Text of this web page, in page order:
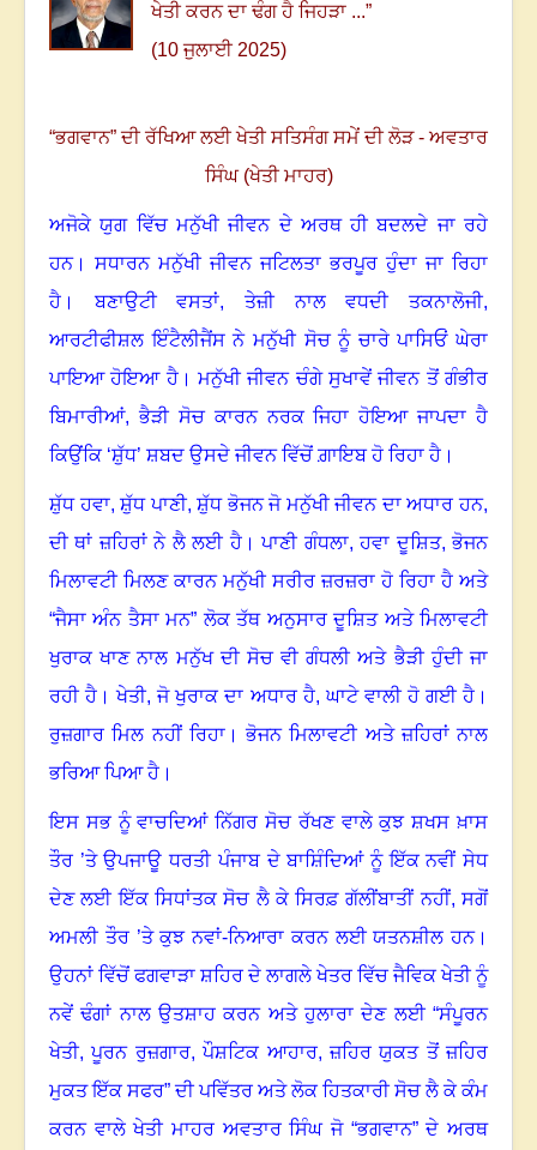
ਖੇਤੀ ਕਰਨ ਦਾ ਢੰਗ ਹੈ ਜਿਹੜਾ ...”
(10 ਜੁਲਾਈ 2025)
“ਭਗਵਾਨ” ਦੀ ਰੱਖਿਆ ਲਈ ਖੇਤੀ ਸਤਿਸੰਗ ਸਮੇਂ ਦੀ ਲੋੜ - ਅਵਤਾਰ
ਸਿੰਘ (ਖੇਤੀ ਮਾਹਰ)
ਅਜੋਕੇ ਯੁਗ ਵਿੱਚ ਮਨੁੱਖੀ ਜੀਵਨ ਦੇ ਅਰਥ ਹੀ ਬਦਲਦੇ ਜਾ ਰਹੇ
ਹਨ। ਸਧਾਰਨ ਮਨੁੱਖੀ ਜੀਵਨ ਜਟਿਲਤਾ ਭਰਪੂਰ ਹੁੰਦਾ ਜਾ ਰਿਹਾ
ਹੈ ।ਬਣਾਉਟੀ ਵਸਤਾਂ,ਤੇਜ਼ੀ ਨਾਲ ਵਧਦੀ ਤਕਨਾਲੋਜੀ,
ਆਰਟੀਫੀਸ਼ਲ ਇੰਟੈਲੀਜੈਂਸ ਨੇ ਮਨੁੱਖੀ ਸੋਚ ਨੂੰ ਚਾਰੇ ਪਾਸਿਓਂ ਘੇਰਾ
ਪਾਇਆ ਹੋਇਆ ਹੈ।ਮਨੁੱਖੀ ਜੀਵਨ ਚੰਗੇ ਸੁਖਾਵੇਂ ਜੀਵਨ ਤੋਂ ਗੰਭੀਰ
ਬਿਮਾਰੀਆਂ,ਭੈੜੀ ਸੋਚ ਕਾਰਨ ਨਰਕ ਜਿਹਾ ਹੋਇਆ ਜਾਪਦਾ ਹੈ
ਕਿਉਂਕਿ ‘ਸ਼ੁੱਧ’ ਸ਼ਬਦ ਉਸਦੇ ਜੀਵਨ ਵਿੱਚੋਂ ਗ਼ਾਇਬ ਹੋ ਰਿਹਾ ਹੈ ।
ਸ਼ੁੱਧ ਹਵਾ,ਸ਼ੁੱਧ ਪਾਣੀ,ਸ਼ੁੱਧ ਭੋਜਨ ਜੋ ਮਨੁੱਖੀ ਜੀਵਨ ਦਾ ਅਧਾਰ ਹਨ,
ਦੀ ਥਾਂ ਜ਼ਹਿਰਾਂ ਨੇ ਲੈ ਲਈ ਹੈ।ਪਾਣੀ ਗੰਧਲਾ,ਹਵਾ ਦੂਸ਼ਿਤ,ਭੋਜਨ
ਮਿਲਾਵਟੀ ਮਿਲਣ ਕਾਰਨ ਮਨੁੱਖੀ ਸਰੀਰ ਜ਼ਰਜ਼ਰਾ ਹੋ ਰਿਹਾ ਹੈ ਅਤੇ
“ਜੈਸਾ ਅੰਨ ਤੈਸਾ ਮਨ” ਲੋਕ ਤੱਥ ਅਨੁਸਾਰ ਦੂਸ਼ਿਤ ਅਤੇ ਮਿਲਾਵਟੀ
ਖੁਰਾਕ ਖਾਣ ਨਾਲ ਮਨੁੱਖ ਦੀ ਸੋਚ ਵੀ ਗੰਧਲੀ ਅਤੇ ਭੈੜੀ ਹੁੰਦੀ ਜਾ
ਰਹੀ ਹੈ ।ਖੇਤੀ, ਜੋ ਖੁਰਾਕ ਦਾ ਅਧਾਰ ਹੈ, ਘਾਟੇ ਵਾਲੀ ਹੋ ਗਈ ਹੈ ।
ਰੁਜ਼ਗਾਰ ਮਿਲ ਨਹੀਂ ਰਿਹਾ।ਭੋਜਨ ਮਿਲਾਵਟੀ ਅਤੇ ਜ਼ਹਿਰਾਂ ਨਾਲ
ਭਰਿਆ ਪਿਆ ਹੈ ।
ਇਸ ਸਭ ਨੂੰ ਵਾਚਦਿਆਂ ਨਿੱਗਰ ਸੋਚ ਰੱਖਣ ਵਾਲੇ ਕੁਝ ਸ਼ਖਸ ਖ਼ਾਸ
ਤੌਰ ’ਤੇ ਉਪਜਾਊ ਧਰਤੀ ਪੰਜਾਬ ਦੇ ਬਾਸ਼ਿੰਦਿਆਂ ਨੂੰ ਇੱਕ ਨਵੀਂ ਸੇਧ
ਦੇਣ ਲਈ ਇੱਕ ਸਿਧਾਂਤਕ ਸੋਚ ਲੈ ਕੇ ਸਿਰਫ਼ ਗੱਲੀਂਬਾਤੀਂ ਨਹੀਂ,ਸਗੋਂ
ਅਮਲੀ ਤੌਰ ’ਤੇ ਕੁਝ ਨਵਾਂ-ਨਿਆਰਾ ਕਰਨ ਲਈ ਯਤਨਸ਼ੀਲ ਹਨ।
ਉਹਨਾਂ ਵਿੱਚੋਂ ਫਗਵਾੜਾ ਸ਼ਹਿਰ ਦੇ ਲਾਗਲੇ ਖੇਤਰ ਵਿੱਚ ਜੈਵਿਕ ਖੇਤੀ ਨੂੰ
ਨਵੇਂ ਢੰਗਾਂ ਨਾਲ ਉਤਸ਼ਾਹ ਕਰਨ ਅਤੇ ਹੁਲਾਰਾ ਦੇਣ ਲਈ “ਸੰਪੂਰਨ
ਖੇਤੀ,ਪੂਰਨ ਰੁਜ਼ਗਾਰ,ਪੌਸ਼ਟਿਕ ਆਹਾਰ,ਜ਼ਹਿਰ ਯੁਕਤ ਤੋਂ ਜ਼ਹਿਰ
ਮੁਕਤ ਇੱਕ ਸਫਰ” ਦੀ ਪਵਿੱਤਰ ਅਤੇ ਲੋਕ ਹਿਤਕਾਰੀ ਸੋਚ ਲੈ ਕੇ ਕੰਮ
ਕਰਨ ਵਾਲੇ ਖੇਤੀ ਮਾਹਰ ਅਵਤਾਰ ਸਿੰਘ ਜੋ “ਭਗਵਾਨ” ਦੇ ਅਰਥ